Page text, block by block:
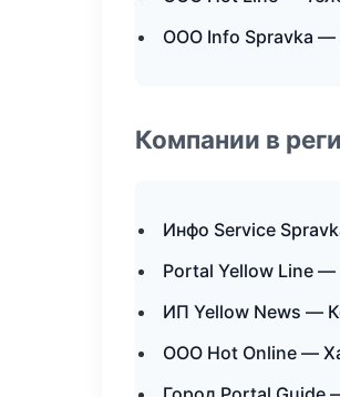
ООО Info Spravka —
Компании в
Инфо Service
Portal Yellow Line
ИП Yellow News —
ООО Hot Online —